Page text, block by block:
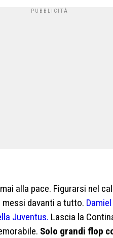
alla pace. Figurarsi nel
davanti a tutto.
Juventus. Lascia la
Solo grandi flop